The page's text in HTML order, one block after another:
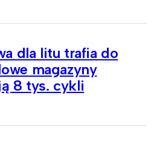
dla litu trafia do
magazyny
8 tys. cykli